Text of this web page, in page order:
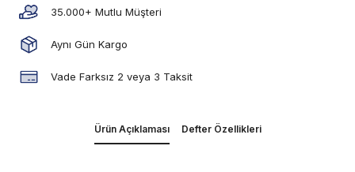
35.000+ Mutlu Müşteri
Aynı Gün Kargo
Vade Farksız 2 veya 3 Taksit
Ürün Açıklaması Defter Özellikleri